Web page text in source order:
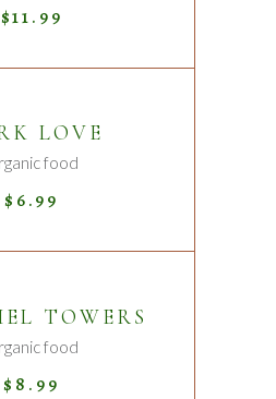
$11.99
LOVE
food
$ 6.99
TOWERS
food
$ 8.99